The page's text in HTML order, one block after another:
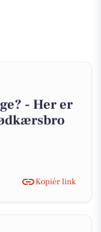
- Her er
Kopiér link